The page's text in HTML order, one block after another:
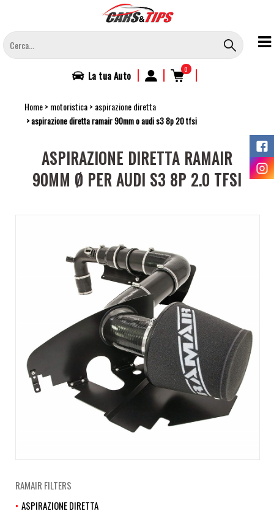
contenuto
principale
La tuaAuto | | 0 |
Home motoristica aspirazione diretta
aspirazione diretta ramair 90mm o audi s3 8p 20 tfsi
ASPIRAZIONE DIRETTA RAMAIR
90MM Ø PER AUDI S3 8P 2.0 TFSI
RAMAIR FILTERS
ASPIRAZIONE DIRETTA